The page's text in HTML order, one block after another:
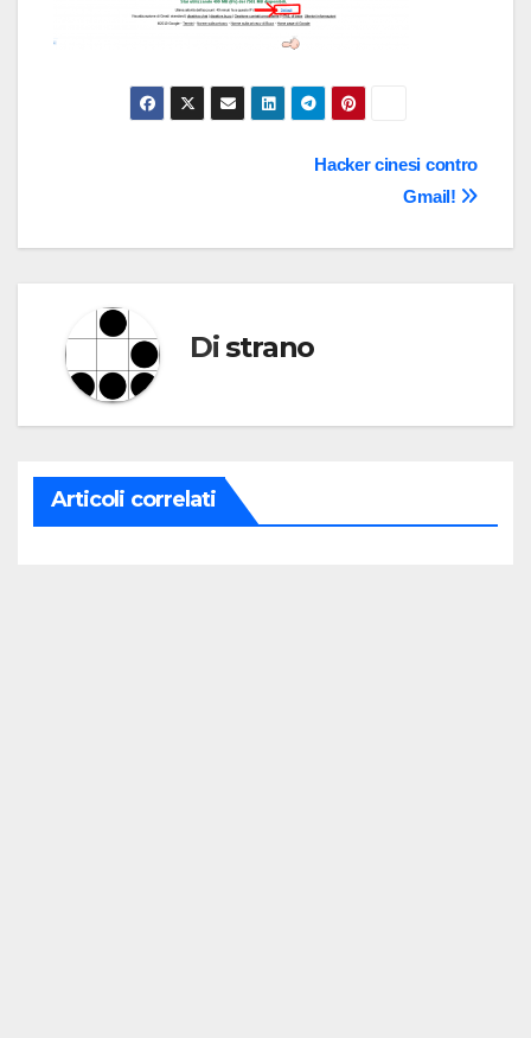
Hacker cinesi contro
Gmail!
Distrano
Articoli correlati